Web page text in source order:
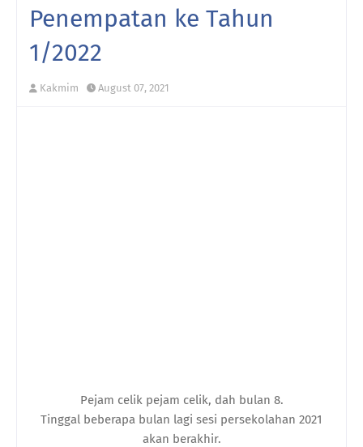
Penempatan ke Tahun
1/2022
Kakmim August 07, 2021
Pejam celik pejam celik, dah bulan 8.
Tinggal beberapa bulan lagi sesi persekolahan 2021
akan berakhir.